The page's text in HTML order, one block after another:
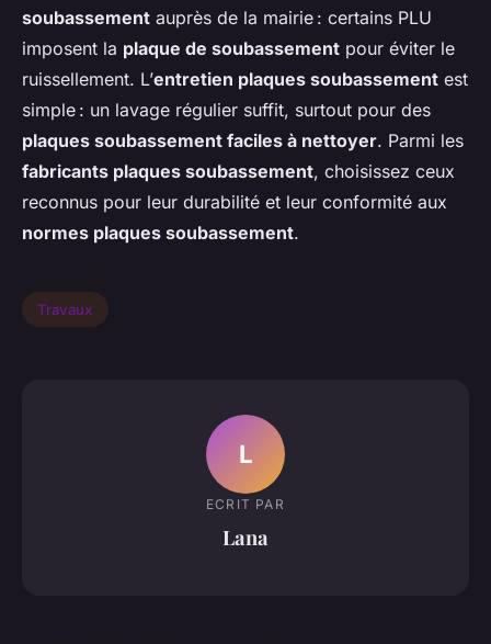
soubassement auprès de la mairie : certains PLU
imposent la plaque de soubassement pour éviter le
ruissellement. L’entretien plaques soubassement est
simple : un lavage régulier suffit, surtout pour des
plaques soubassement faciles à nettoyer. Parmi les
fabricants plaques soubassement, choisissez ceux
reconnus pour leur durabilité et leur conformité aux
normes plaques soubassement.
Travaux
L
ECRIT PAR
Lana